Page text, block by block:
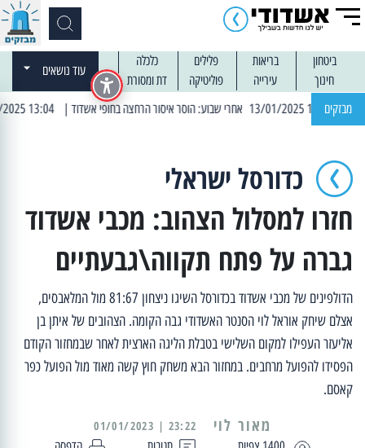
ביטחון בריאות פלילים
כלכלה
חינוך
עירייה פוליטיקה דת ומסורת
עוד נושאים
מבזקים | 13:04 14/01/2025 עובדים בלילות: עבודות קרצוף וריבוד אספלט
כדורסל ישראלי
חזרו למסלול הצהוב: מכבי אשדוד
גברה על פתח תקווה\גבעתיים
הדולפינים של מכבי אשדוד בכדורסל השיגו ניצחון 81:67 מול המלאבסים,
אצלם שיחק אוראל לוי הסנטר האשדודי גבה הקומה. הצהובים של איתן בן
אליעזר העפילו למקום השלישי בטבלת הליגה הארצית לאחר שבמחזור הקודם
הפסידו להפועל מרחבים. במחזור הבא משחק חוץ קשה מאוד מול הפועל כפר
קאסם.
מאור לוי 23:22 | 01/01/2023